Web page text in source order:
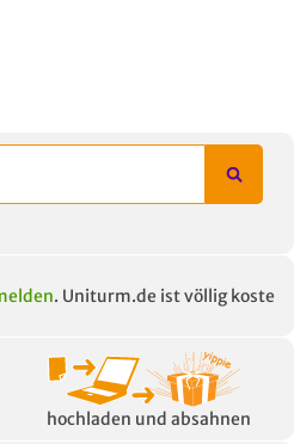
. Uniturm.de ist völlig koste
hochladen und absahnen